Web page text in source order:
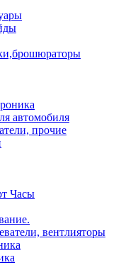
автомобиля
прочие
Часы
вентлияторы